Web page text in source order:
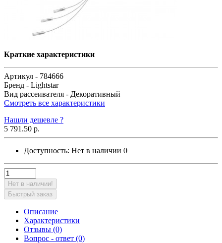
Краткие характеристики
Артикул - 784666
Бренд - Lightstar
Вид рассеивателя - Декоративный
Смотреть все характеристики
Нашли дешевле ?
5 791.50 р.
Доступность: Нет в наличии 0
Нет в наличии!
Быстрый заказ
Описание
Характеристики
Отзывы (0)
Вопрос - ответ (0)